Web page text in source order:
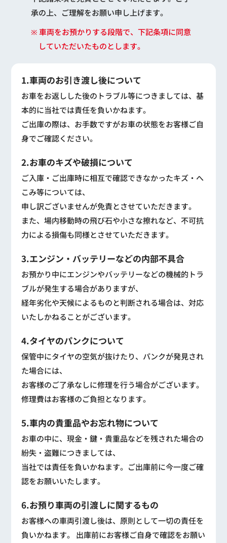
承の上、ご理解をお願い申し上げます。
※ 車両をお預かりする段階で、下記条項に同意
していただいたものとします。
1.車両のお引き渡し後について
お車をお返しした後のトラブル等につきましては、基
本的に当社では責任を負いかねます。
ご出庫の際は、お手数ですがお車の状態をお客様ご自
身でご確認ください。
2.お車のキズや破損について
ご入庫・ご出庫時に相互で確認できなかったキズ・へ
こみ等については、
申し訳ございませんが免責とさせていただきます。
また、場内移動時の飛び石や小さな擦れなど、不可抗
力による損傷も同様とさせていただきます。
3.エンジン・バッテリーなどの内部不具合
お預かり中にエンジンやバッテリーなどの機械的トラ
ブルが発生する場合がありますが、
経年劣化や天候によるものと判断される場合は、対応
いたしかねることがございます。
4.タイヤのパンクについて
保管中にタイヤの空気が抜けたり、パンクが発見され
た場合には、
お客様のご了承なしに修理を行う場合がございます。
修理費はお客様のご負担となります。
5.車内の貴重品やお忘れ物について
お車の中に、現金・鍵・貴重品などを残された場合の
紛失・盗難につきましては、
当社では責任を負いかねます。ご出庫前に今一度ご確
認をお願いいたします。
6.お預り車両の引渡しに関するもの
お客様への車両引渡し後は、原則として一切の責任を
負いかねます。 出庫前にお客様ご自身で確認をお願い